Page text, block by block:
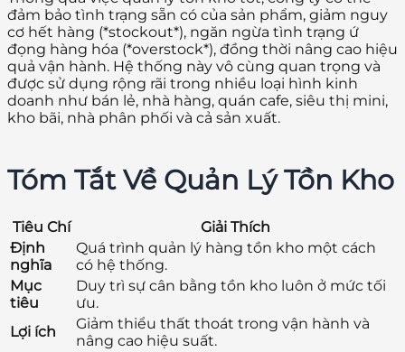
đảm bảo tình trạng sẵn có của sản phẩm, giảm nguy
cơ hết hàng (*stockout*), ngăn ngừa tình trạng ứ
đọng hàng hóa (*overstock*), đồng thời nâng cao hiệu
quả vận hành. Hệ thống này vô cùng quan trọng và
được sử dụng rộng rãi trong nhiều loại hình kinh
doanh như bán lẻ, nhà hàng, quán cafe, siêu thị mini,
kho bãi, nhà phân phối và cả sản xuất.
Tóm Tắt Về Quản Lý Tồn Kho
Tiêu Chí
Giải Thích
Định
nghĩa
Quá trình quản lý hàng tồn kho một cách
có hệ thống.
Mục
tiêu
Duy trì sự cân bằng tồn kho luôn ở mức tối
ưu.
Lợi ích
Giảm thiểu thất thoát trong vận hành và
nâng cao hiệu suất.